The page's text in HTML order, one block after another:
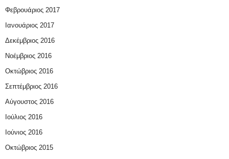
Φεβρουάριος 2017
Ιανουάριος 2017
Δεκέμβριος 2016
Νοέμβριος 2016
Οκτώβριος 2016
Σεπτέμβριος 2016
Αύγουστος 2016
Ιούλιος 2016
Ιούνιος 2016
Οκτώβριος 2015